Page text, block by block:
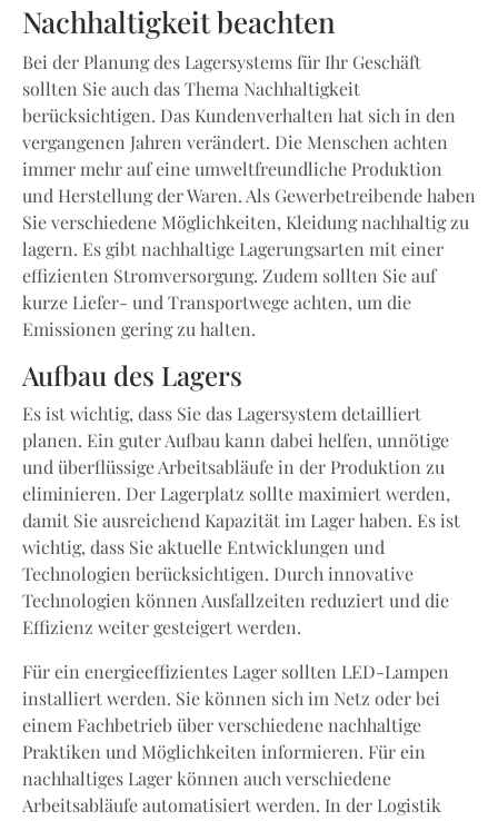
Nachhaltigkeit beachten
Bei der Planung des Lagersystems für Ihr Geschäft
sollten Sie auch das Thema Nachhaltigkeit
berücksichtigen. Das Kundenverhalten hat sich in den
vergangenen Jahren verändert. Die Menschen achten
immer mehr auf eine umweltfreundliche Produktion
und Herstellung der Waren. Als Gewerbetreibende haben
Sie verschiedene Möglichkeiten, Kleidung nachhaltig zu
lagern. Es gibt nachhaltige Lagerungsarten mit einer
effizienten Stromversorgung. Zudem sollten Sie auf
kurze Liefer- und Transportwege achten, um die
Emissionen gering zu halten.
Aufbau des Lagers
Es ist wichtig, dass Sie das Lagersystem detailliert
planen. Ein guter Aufbau kann dabei helfen, unnötige
und überflüssige Arbeitsabläufe in der Produktion zu
eliminieren. Der Lagerplatz sollte maximiert werden,
damit Sie ausreichend Kapazität im Lager haben. Es ist
wichtig, dass Sie aktuelle Entwicklungen und
Technologien berücksichtigen. Durch innovative
Technologien können Ausfallzeiten reduziert und die
Effizienz weiter gesteigert werden.
Für ein energieeffizientes Lager sollten LED-Lampen
installiert werden. Sie können sich im Netz oder bei
einem Fachbetrieb über verschiedene nachhaltige
Praktiken und Möglichkeiten informieren. Für ein
nachhaltiges Lager können auch verschiedene
Arbeitsabläufe automatisiert werden. In der Logistik